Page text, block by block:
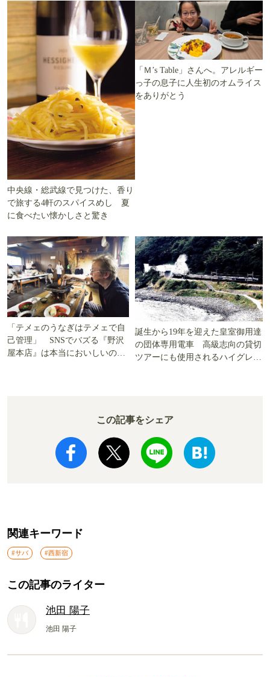
中央線・総武線で見つけた、香り
で旅する4軒のスパイスめし 夏
に食べたい懐かしさと驚き
「Ｍ’s Table」さんへ。アレルギー
っ子の息子に人生初のオムライス
をありがとう
「テメェのうなぎはテメェで自
己管理」 SNSでバズる『野沢
屋本店』は本当においしいの
誕生から19年を迎えた皇室御用達
の団体専用電車 高級志向の貸切
ツアーにも使用されるハイグレー
この記事をシェア
関連キーワード
#サバ #西新宿
この記事のライター
池田 陽子
池田 陽子